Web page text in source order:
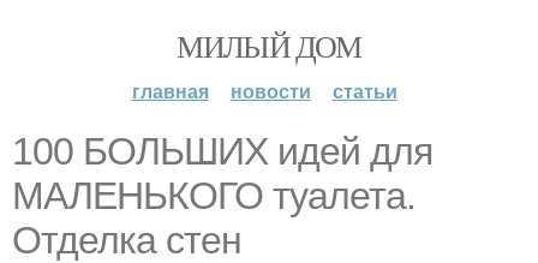
МИЛЫЙ ДОМ
главная новости статьи
100 БОЛЬШИХ идей для
МАЛЕНЬКОГО туалета.
Отделка стен